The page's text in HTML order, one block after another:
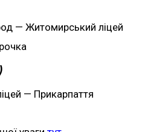
— Житомирський ліцей
— Прикарпаття